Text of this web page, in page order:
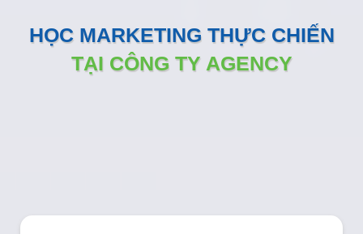
HỌC MARKETING THỰC CHIẾN
TẠI CÔNG TY AGENCY